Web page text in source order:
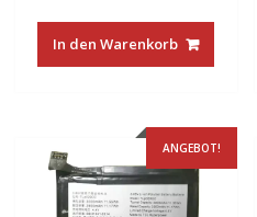
war:
€22.00
ist:
€15.99.
In den Warenkorb
ANGEBOT!